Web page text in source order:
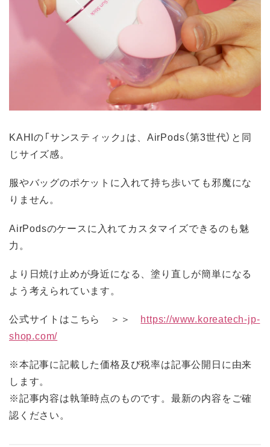
KAHIの「サンスティック」は、AirPods（第3世代）と同
じサイズ感。
服やバッグのポケットに入れて持ち歩いても邪魔にな
りません。
AirPodsのケースに入れてカスタマイズできるのも魅
力。
より日焼け止めが身近になる、塗り直しが簡単になる
よう考えられています。
公式サイトはこちら ＞＞ https://www.koreatech-jp-
shop.com/
※本記事に記載した価格及び税率は記事公開日に由来
します。
※記事内容は執筆時点のものです。最新の内容をご確
認ください。